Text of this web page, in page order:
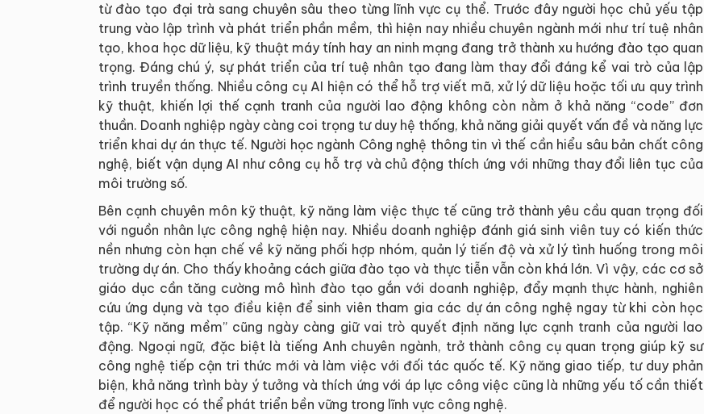
từ đào tạo đại trà sang chuyên sâu theo từng lĩnh vực cụ thể. Trước đây người học chủ yếu tập
trung vào lập trình và phát triển phần mềm, thì hiện nay nhiều chuyên ngành mới như trí tuệ nhân
tạo, khoa học dữ liệu, kỹ thuật máy tính hay an ninh mạng đang trở thành xu hướng đào tạo quan
trọng. Đáng chú ý, sự phát triển của trí tuệ nhân tạo đang làm thay đổi đáng kể vai trò của lập
trình truyền thống. Nhiều công cụ AI hiện có thể hỗ trợ viết mã, xử lý dữ liệu hoặc tối ưu quy trình
kỹ thuật, khiến lợi thế cạnh tranh của người lao động không còn nằm ở khả năng “code” đơn
thuần. Doanh nghiệp ngày càng coi trọng tư duy hệ thống, khả năng giải quyết vấn đề và năng lực
triển khai dự án thực tế. Người học ngành Công nghệ thông tin vì thế cần hiểu sâu bản chất công
nghệ, biết vận dụng AI như công cụ hỗ trợ và chủ động thích ứng với những thay đổi liên tục của
môi trường số.
Bên cạnh chuyên môn kỹ thuật, kỹ năng làm việc thực tế cũng trở thành yêu cầu quan trọng đối
với nguồn nhân lực công nghệ hiện nay. Nhiều doanh nghiệp đánh giá sinh viên tuy có kiến thức
nền nhưng còn hạn chế về kỹ năng phối hợp nhóm, quản lý tiến độ và xử lý tình huống trong môi
trường dự án. Cho thấy khoảng cách giữa đào tạo và thực tiễn vẫn còn khá lớn. Vì vậy, các cơ sở
giáo dục cần tăng cường mô hình đào tạo gắn với doanh nghiệp, đẩy mạnh thực hành, nghiên
cứu ứng dụng và tạo điều kiện để sinh viên tham gia các dự án công nghệ ngay từ khi còn học
tập. “Kỹ năng mềm” cũng ngày càng giữ vai trò quyết định năng lực cạnh tranh của người lao
động. Ngoại ngữ, đặc biệt là tiếng Anh chuyên ngành, trở thành công cụ quan trọng giúp kỹ sư
công nghệ tiếp cận tri thức mới và làm việc với đối tác quốc tế. Kỹ năng giao tiếp, tư duy phản
biện, khả năng trình bày ý tưởng và thích ứng với áp lực công việc cũng là những yếu tố cần thiết
để người học có thể phát triển bền vững trong lĩnh vực công nghệ.